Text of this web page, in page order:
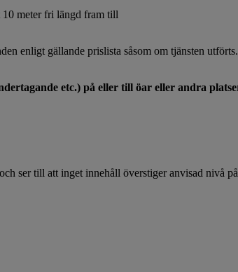
10 meter fri längd fram till
enligt gällande prislista såsom om tjänsten
etc.) på eller till öar eller andra
ser till att inget innehåll överstiger anvisad nivå